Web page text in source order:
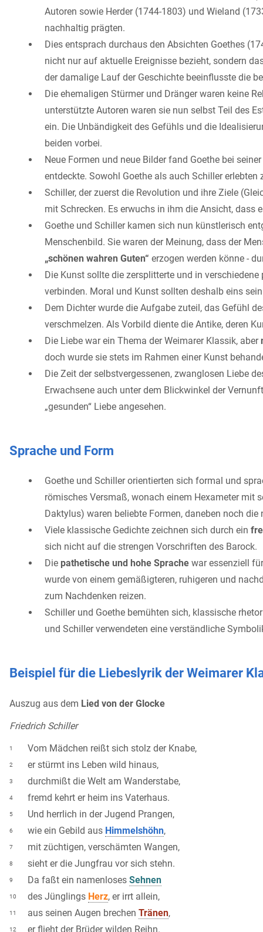
Autoren sowie Herder (1744-1803) und Wieland
nachhaltig prägten.
Dies entsprach durchaus den Absichten Goethes
nicht nur auf aktuelle Ereignisse bezieht, sondern
der damalige Lauf der Geschichte beeinflusste die
Die ehemaligen Stürmer und Dränger waren keine
unterstützte Autoren waren sie nun selbst Teil des
ein. Die Unbändigkeit des Gefühls und die
beiden vorbei.
Neue Formen und neue Bilder fand Goethe bei seiner
entdeckte. Sowohl Goethe als auch Schiller
Schiller, der zuerst die Revolution und ihre Ziele
mit Schrecken. Es erwuchs in ihm die Ansicht, dass
Goethe und Schiller kamen sich nun künstlerisch
Menschenbild. Sie waren der Meinung, dass der
„schönen wahren Guten“ erzogen werden könne -
Die Kunst sollte die zersplitterte und in
verbinden. Moral und Kunst sollten deshalb eins
Dem Dichter wurde die Aufgabe zuteil, das Gefühl
verschmelzen. Als Vorbild diente die Antike, deren
Die Liebe war ein Thema der Weimarer Klassik, aber
doch wurde sie stets im Rahmen einer Kunst
Die Zeit der selbstvergessenen, zwanglosen Liebe
Erwachsene auch unter dem Blickwinkel der
„gesunden“ Liebe angesehen.
Sprache und Form
Goethe und Schiller orientierten sich formal und
römisches Versmaß, wonach einem Hexameter mit
Daktylus) waren beliebte Formen, daneben noch die
Viele klassische Gedichte zeichnen sich durch ein
sich nicht auf die strengen Vorschriften des Barock.
Die pathetische und hohe Sprache war essenziell
wurde von einem gemäßigteren, ruhigeren und
zum Nachdenken reizen.
Schiller und Goethe bemühten sich, klassische
und Schiller verwendeten eine verständliche
Beispiel für die Liebeslyrik der Weimarer
Auszug aus dem Lied von der Glocke
Friedrich Schiller
1 Vom Mädchen reißt sich stolz der Knabe,
2 er stürmt ins Leben wild hinaus,
3 durchmißt die Welt am Wanderstabe,
4 fremd kehrt er heim ins Vaterhaus.
5 Und herrlich in der Jugend Prangen,
6 wie ein Gebild aus Himmelshöhn,
7 mit züchtigen, verschämten Wangen,
8 sieht er die Jungfrau vor sich stehn.
9 Da faßt ein namenloses Sehnen
10 des Jünglings Herz, er irrt allein,
11 aus seinen Augen brechen Tränen,
12 er flieht der Brüder wilden Reihn.